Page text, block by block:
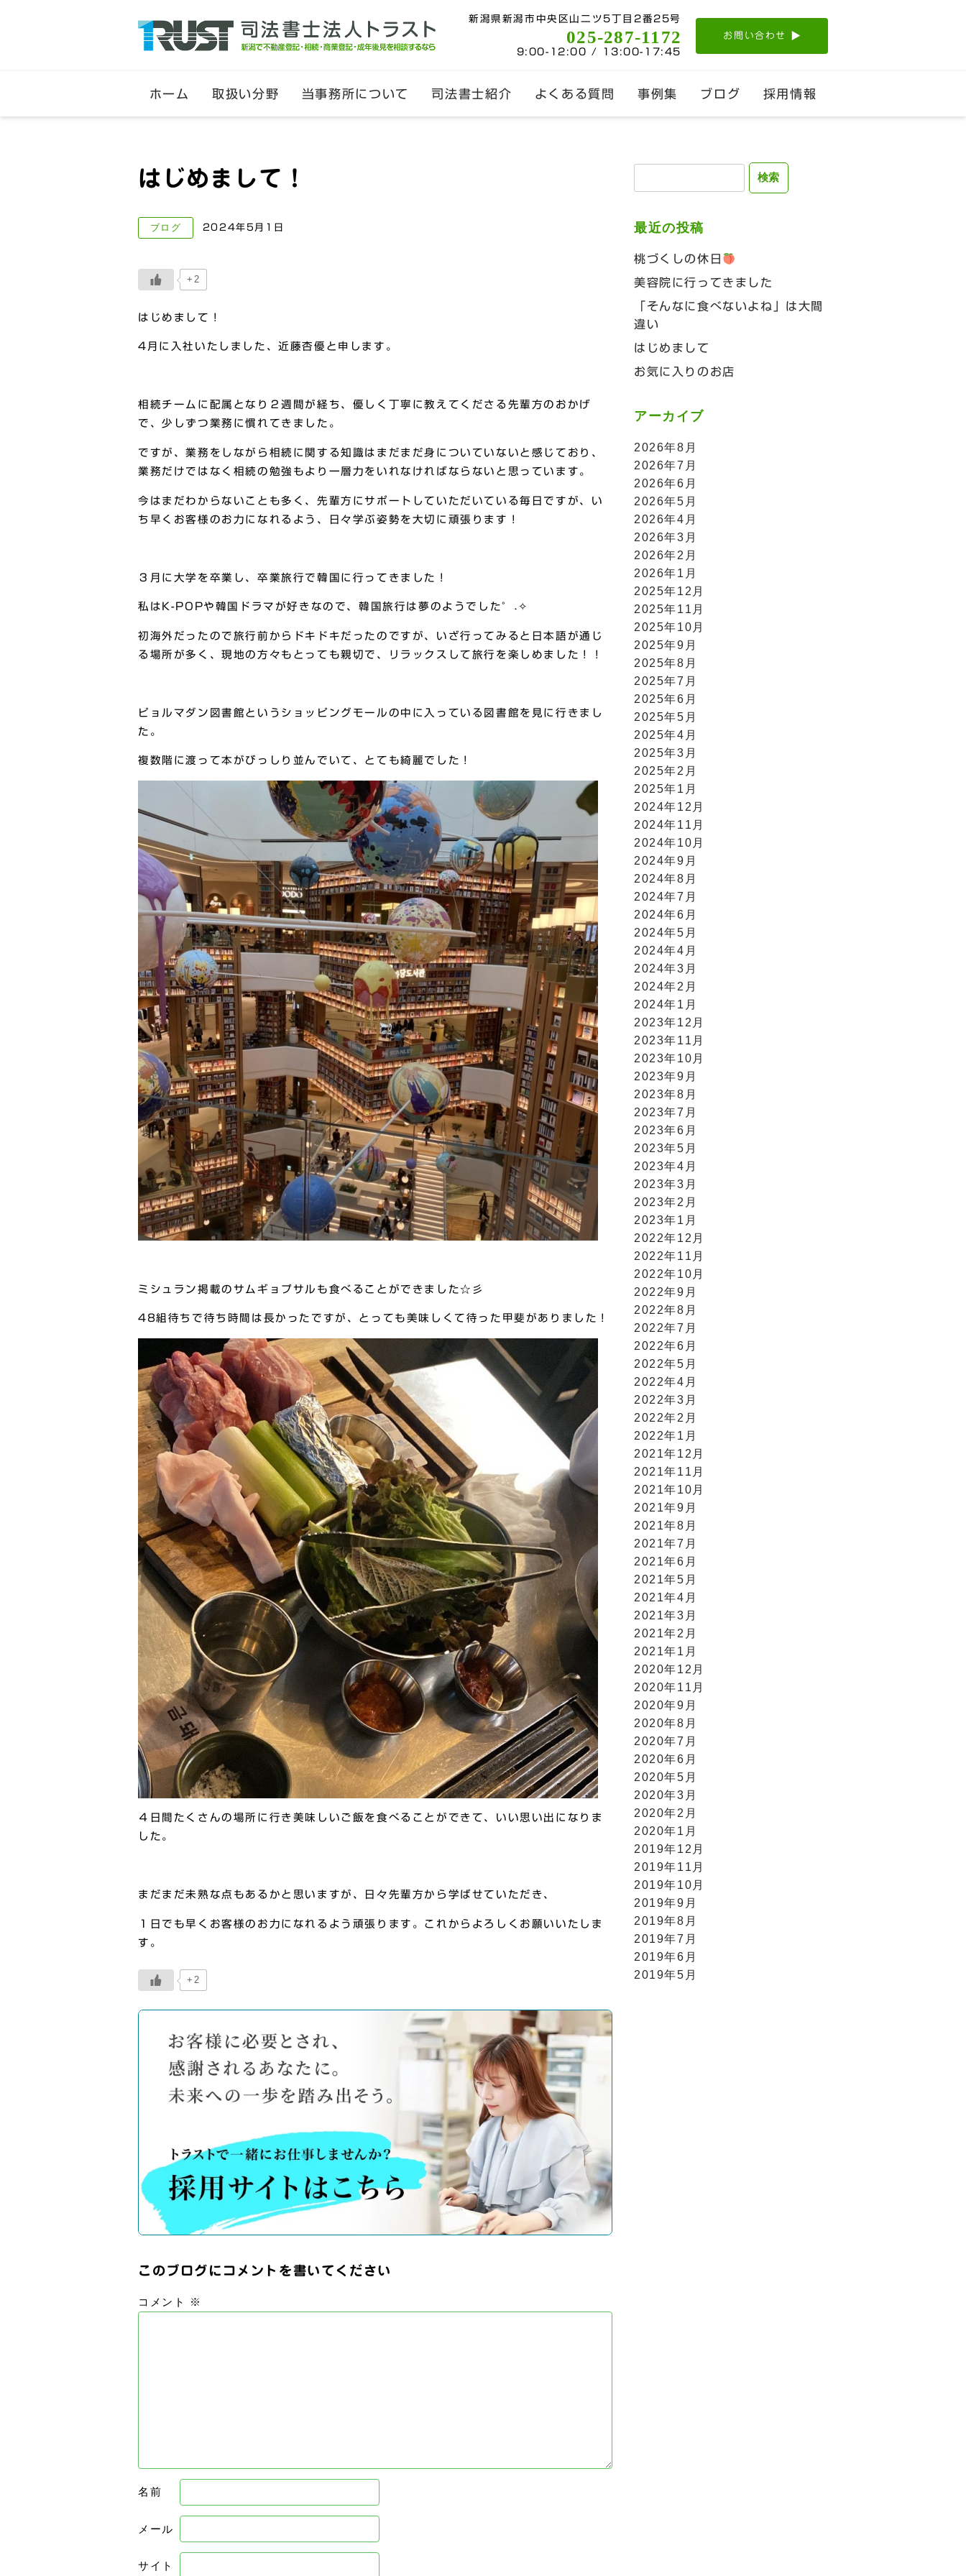
新潟県新潟市中央区山二ツ5丁目2番25号
025-287-1172
9:00-12:00 / 13:00-17:45
お問い合わせ
ホーム 取扱い分野 当事務所について 司法書士紹介 よくある質問 事例集 ブログ 採用情報
はじめまして！
ブログ 2024年5月1日
+2
はじめまして！
4月に入社いたしました、近藤杏優と申します。
相続チームに配属となり２週間が経ち、優しく丁寧に教えてくださる先輩方のおかげ
で、少しずつ業務に慣れてきました。
ですが、業務をしながら相続に関する知識はまだまだ身についていないと感じており、
業務だけではなく相続の勉強もより一層力をいれなければならないと思っています。
今はまだわからないことも多く、先輩方にサポートしていただいている毎日ですが、い
ち早くお客様のお力になれるよう、日々学ぶ姿勢を大切に頑張ります！
３月に大学を卒業し、卒業旅行で韓国に行ってきました！
私はK-POPや韓国ドラマが好きなので、韓国旅行は夢のようでした°˖✧
初海外だったので旅行前からドキドキだったのですが、いざ行ってみると日本語が通じ
る場所が多く、現地の方々もとっても親切で、リラックスして旅行を楽しめました！！
ピョルマダン図書館というショッピングモールの中に入っている図書館を見に行きまし
た。
複数階に渡って本がびっしり並んでいて、とても綺麗でした！
ミシュラン掲載のサムギョプサルも食べることができました☆彡
48組待ちで待ち時間は長かったですが、とっても美味しくて待った甲斐がありました！
４日間たくさんの場所に行き美味しいご飯を食べることができて、いい思い出になりま
した。
まだまだ未熟な点もあるかと思いますが、日々先輩方から学ばせていただき、
１日でも早くお客様のお力になれるよう頑張ります。これからよろしくお願いいたしま
す。
+2
このブログにコメントを書いてください
コメント ※
名前
メール
サイト
検
最近の投稿
桃づくしの休日
美容院に行ってきました
「そんなに食べないよね」は大間
違い
はじめまして
お気に入りのお店
アーカイブ
2026年8月
2026年7月
2026年6月
2026年5月
2026年4月
2026年3月
2026年2月
2026年1月
2025年12月
2025年11月
2025年10月
2025年9月
2025年8月
2025年7月
2025年6月
2025年5月
2025年4月
2025年3月
2025年2月
2025年1月
2024年12月
2024年11月
2024年10月
2024年9月
2024年8月
2024年7月
2024年6月
2024年5月
2024年4月
2024年3月
2024年2月
2024年1月
2023年12月
2023年11月
2023年10月
2023年9月
2023年8月
2023年7月
2023年6月
2023年5月
2023年4月
2023年3月
2023年2月
2023年1月
2022年12月
2022年11月
2022年10月
2022年9月
2022年8月
2022年7月
2022年6月
2022年5月
2022年4月
2022年3月
2022年2月
2022年1月
2021年12月
2021年11月
2021年10月
2021年9月
2021年8月
2021年7月
2021年6月
2021年5月
2021年4月
2021年3月
2021年2月
2021年1月
2020年12月
2020年11月
2020年9月
2020年8月
2020年7月
2020年6月
2020年5月
2020年3月
2020年2月
2020年1月
2019年12月
2019年11月
2019年10月
2019年9月
2019年8月
2019年7月
2019年6月
2019年5月